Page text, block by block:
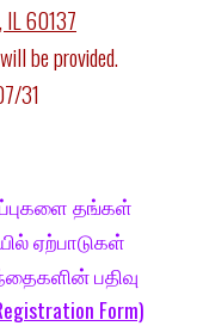
IL 60137
be provided.
31
தங்கள்
ஏற்பாடுகள்
பதிவு
Form)